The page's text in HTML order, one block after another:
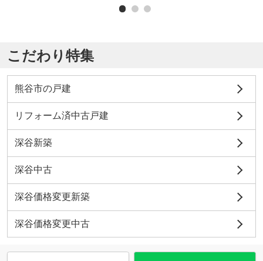
こだわり特集
熊谷市の戸建
リフォーム済中古戸建
深谷新築
深谷中古
深谷価格変更新築
深谷価格変更中古